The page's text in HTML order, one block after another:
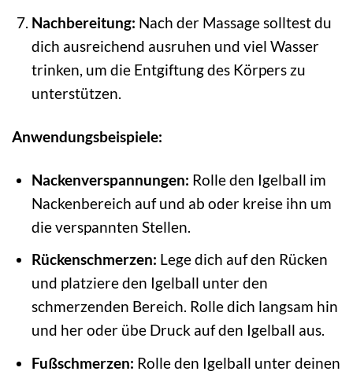
Nachbereitung: Nach der Massage solltest du
dich ausreichend ausruhen und viel Wasser
trinken, um die Entgiftung des Körpers zu
unterstützen.
Anwendungsbeispiele:
Nackenverspannungen: Rolle den Igelball im
Nackenbereich auf und ab oder kreise ihn um
die verspannten Stellen.
Rückenschmerzen: Lege dich auf den Rücken
und platziere den Igelball unter den
schmerzenden Bereich. Rolle dich langsam hin
und her oder übe Druck auf den Igelball aus.
Fußschmerzen: Rolle den Igelball unter deinen